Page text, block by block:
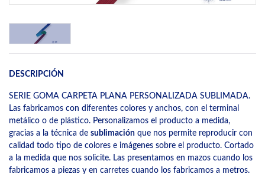
DESCRIPCIÓN
SERIE GOMA CARPETA PLANA PERSONALIZADA SUBLIMADA.
Las fabricamos con diferentes colores y anchos, con el terminal
metálico o de plástico. Personalizamos el producto a medida,
gracias a la técnica de sublimación que nos permite reproducir con
calidad todo tipo de colores e imágenes sobre el producto. Cortado
a la medida que nos solicite. Las presentamos en mazos cuando los
fabricamos a piezas y en carretes cuando los fabricamos a metros.